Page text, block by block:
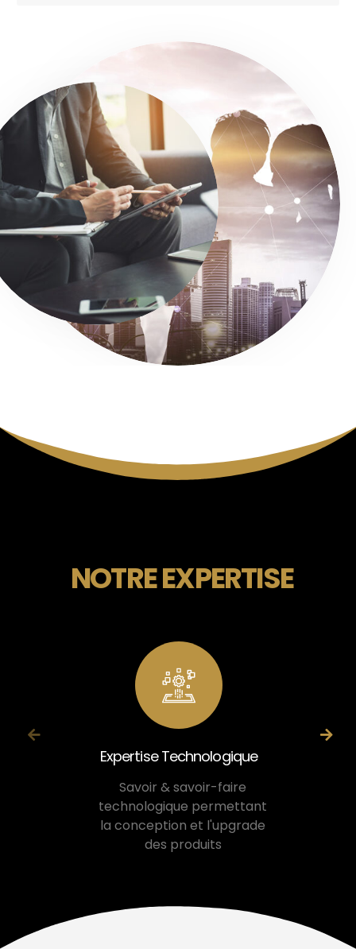
NOTRE EXPERTISE
Expertise Technologique
Savoir & savoir-faire
technologique permettant
la conception et l'upgrade
des produits